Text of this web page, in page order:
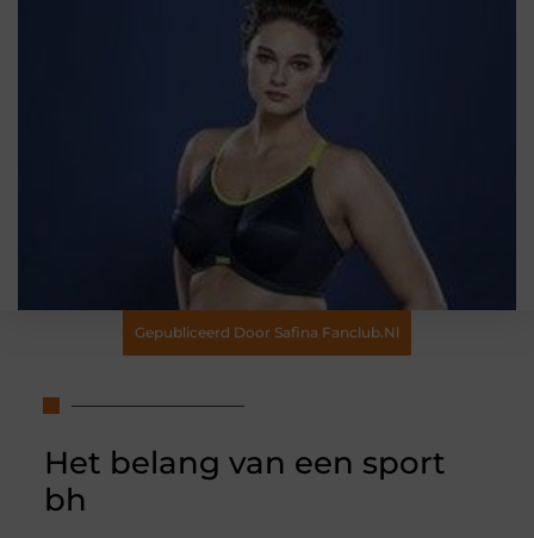
Gepubliceerd Door Safina Fanclub.nl
Het belang van een sport
bh